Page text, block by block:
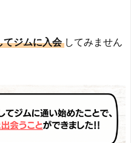
てジムに入会してみません